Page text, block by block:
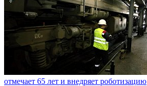
отмечает 65 лет и внедряет роботизацию